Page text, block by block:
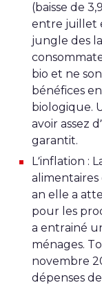
(baisse de
entre juillet
jungle des
bio et ne
bénéfices
biologique.
avoir assez
garantit.
L’inflation :
an elle a
pour les
a entrainé
ménages.
novembre
dépenses